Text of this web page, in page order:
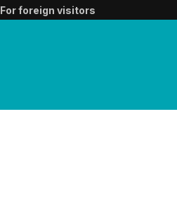
For foreign visitors